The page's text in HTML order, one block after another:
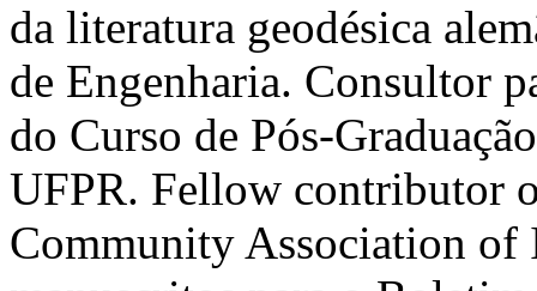
da literatura geodésica
de Engenharia. Consultor
do Curso de Pós-
UFPR. Fellow contributor
Community Association of